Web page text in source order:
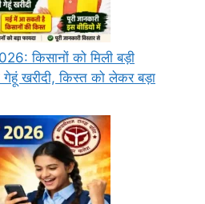
किसानों को मिली बड़ी
खरीदी, किस्त को लेकर बड़ा